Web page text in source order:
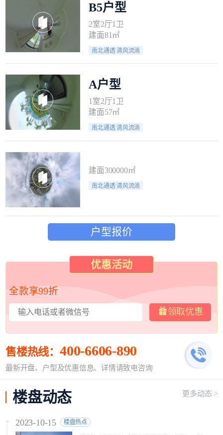
B5户型
2室2厅1卫
建面81㎡
南北通透 清风流淌
A户型
1室2厅1卫
建面57㎡
南北通透 清风流淌
建面300000㎡
南北通透 清风流淌
户型报价
优惠活动
全款享99折
领取优惠
售楼热线：400-6606-890
最新开盘、户型及优惠信息、详情请致电咨询
楼盘动态 更多动态 >
2023-10-15 楼盘热点